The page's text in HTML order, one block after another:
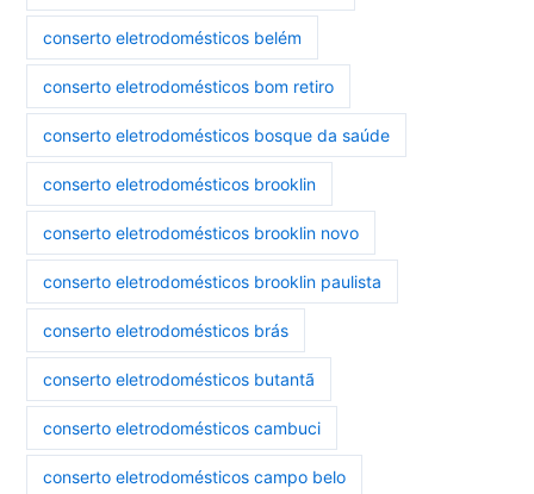
conserto eletrodomésticos belém
conserto eletrodomésticos bom retiro
conserto eletrodomésticos bosque da saúde
conserto eletrodomésticos brooklin
conserto eletrodomésticos brooklin novo
conserto eletrodomésticos brooklin paulista
conserto eletrodomésticos brás
conserto eletrodomésticos butantã
conserto eletrodomésticos cambuci
conserto eletrodomésticos campo belo